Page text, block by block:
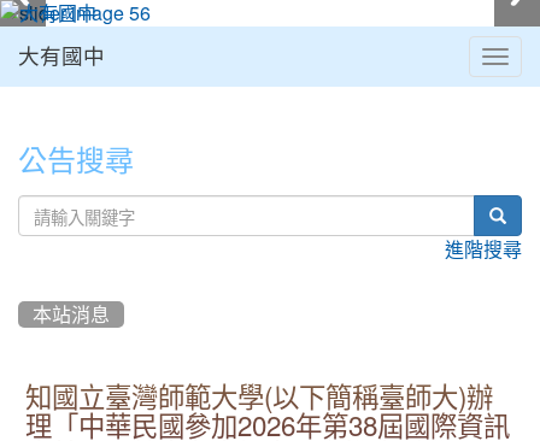
大有國中
公告搜尋
進階搜尋
本站消息
知國立臺灣師範大學(以下簡稱臺師大)辦
理「中華民國參加2026年第38屆國際資訊